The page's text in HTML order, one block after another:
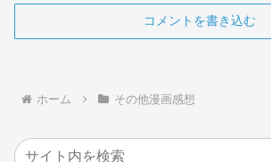
コメントを書き込む
ホーム その他漫画感想